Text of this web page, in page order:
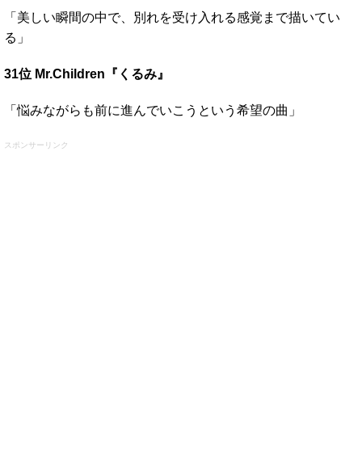
「美しい瞬間の中で、別れを受け入れる感覚まで描いてい
る」
31位 Mr.Children『くるみ』
「悩みながらも前に進んでいこうという希望の曲」
スポンサーリンク